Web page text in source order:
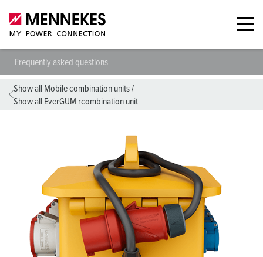
Frequently asked questions
Show all Mobile combination units/
Show all EverGUM rcombination unit